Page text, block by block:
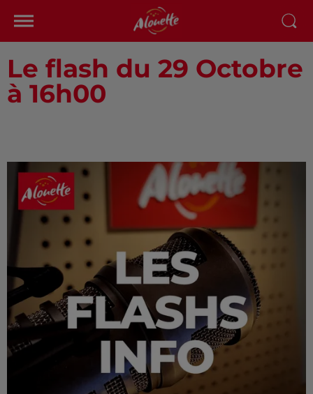
Le flash du 29 Octobre
à 16h00